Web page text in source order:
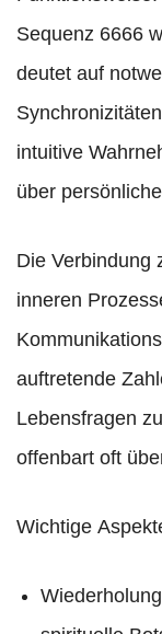
Sequenz 6666
deutet auf
intuitive
über
Die Verbindung
inneren
auftretende
Lebensfragen
offenbart oft
Wichtige